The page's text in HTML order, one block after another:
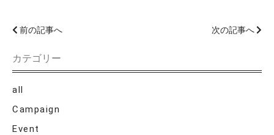
前の記事へ 次の記事へ
カテゴリー
all
Campaign
Event